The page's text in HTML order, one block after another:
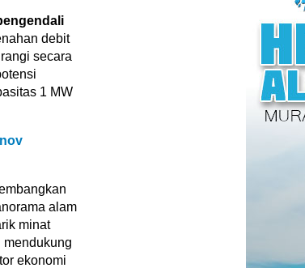
debit
secara
1 MW
alam
minat
mendukung
ekonomi